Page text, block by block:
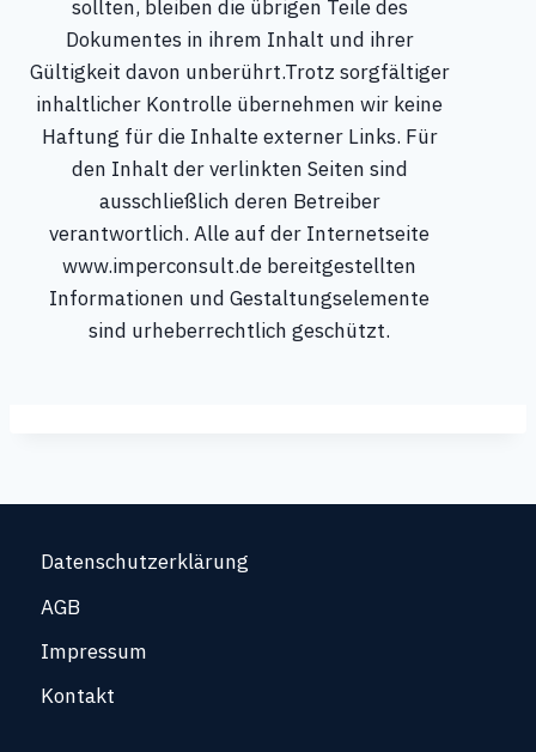
sollten, bleiben die übrigen Teile des
Dokumentes in ihrem Inhalt und ihrer
Gültigkeit davon unberührt.Trotz sorgfältiger
inhaltlicher Kontrolle übernehmen wir keine
Haftung für die Inhalte externer Links. Für
den Inhalt der verlinkten Seiten sind
ausschließlich deren Betreiber
verantwortlich. Alle auf der Internetseite
www.imperconsult.de bereitgestellten
Informationen und Gestaltungselemente
sind urheberrechtlich geschützt.
Datenschutzerklärung
AGB
Impressum
Kontakt